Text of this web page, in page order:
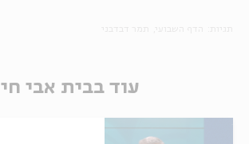
עוד בבית אבי חי